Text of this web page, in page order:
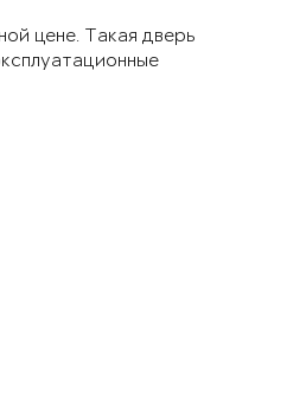
цене. Такая дверь